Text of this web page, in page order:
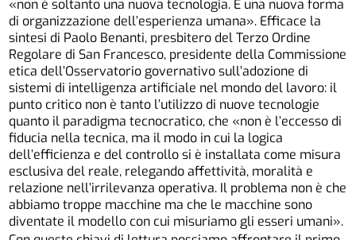
«non è soltanto una nuova tecnologia. È una nuova forma
di organizzazione dell’esperienza umana». Efficace la
sintesi di Paolo Benanti, presbitero del Terzo Ordine
Regolare di San Francesco, presidente della Commissione
etica dell’Osservatorio governativo sull’adozione di
sistemi di intelligenza artificiale nel mondo del lavoro: il
punto critico non è tanto l’utilizzo di nuove tecnologie
quanto il paradigma tecnocratico, che «non è l’eccesso di
fiducia nella tecnica, ma il modo in cui la logica
dell’efficienza e del controllo si è installata come misura
esclusiva del reale, relegando affettività, moralità e
relazione nell’irrilevanza operativa. Il problema non è che
abbiamo troppe macchine ma che le macchine sono
diventate il modello con cui misuriamo gli esseri umani».